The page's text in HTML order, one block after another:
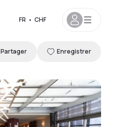
FR • CHF
Partager Enregistrer